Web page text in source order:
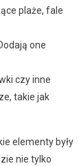
plaże, fale
one
czy inne
takie jak
elementy były
nie tylko